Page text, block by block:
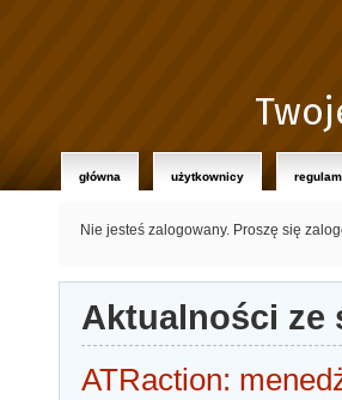
główna użytkownicy
Nie jesteś zalogowany. Proszę się
Aktualności ze
ATRaction: